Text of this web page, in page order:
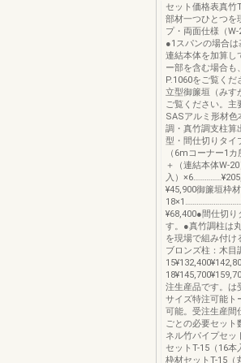
セット価格表真竹
部材一つひとつを
プ・両面仕様（
●1スパンの場合
連結本体を加算し
ー部を含む場合も
P.1060をご覧く
立型御簾垣（みす
ご覧ください。主
SASアルミ形材色
調・真竹調支柱算
型・間仕切りタイ
（6mコーナー1
＋（連結本体W-
入）
¥45,900御簾垣枠
¥68,400●間仕切り
す。●真竹調柱は
を現場で組み付け
ブロンズ柱：木目
注生産品です。は
サイズ特注可能ト
可能。受注生産
ごとの必要セット
ネル竹パイプセッ
セットT-15（16本
枠材セットT-15（